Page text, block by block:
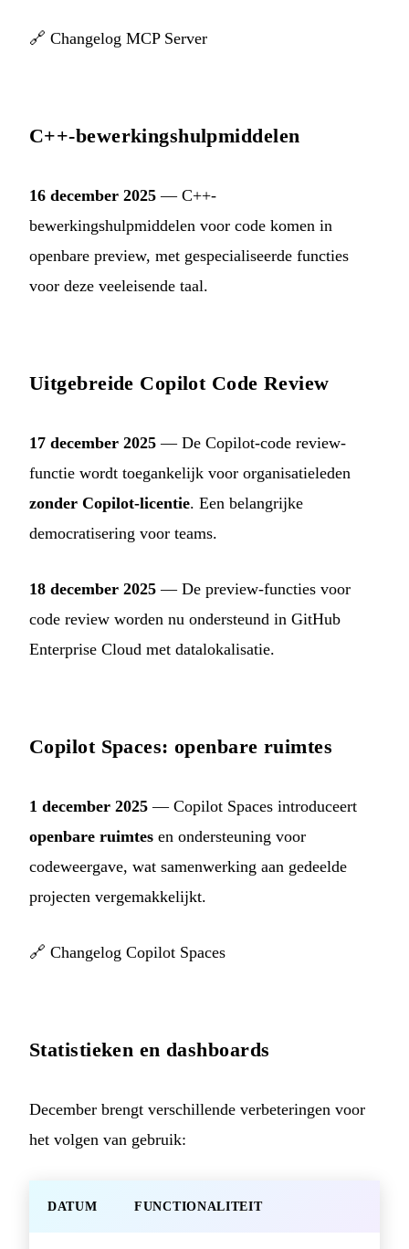
🔗 Changelog MCP Server
C++-bewerkingshulpmiddelen
16 december 2025 — C++-
bewerkingshulpmiddelen voor code komen in
openbare preview, met gespecialiseerde functies
voor deze veeleisende taal.
Uitgebreide Copilot Code Review
17 december 2025 — De Copilot-code review-
functie wordt toegankelijk voor organisatieleden
zonder Copilot-licentie. Een belangrijke
democratisering voor teams.
18 december 2025 — De preview-functies voor
code review worden nu ondersteund in GitHub
Enterprise Cloud met datalokalisatie.
Copilot Spaces: openbare ruimtes
1 december 2025 — Copilot Spaces introduceert
openbare ruimtes en ondersteuning voor
codeweergave, wat samenwerking aan gedeelde
projecten vergemakkelijkt.
🔗 Changelog Copilot Spaces
Statistieken en dashboards
December brengt verschillende verbeteringen voor
het volgen van gebruik:
DATUM FUNCTIONALITEIT